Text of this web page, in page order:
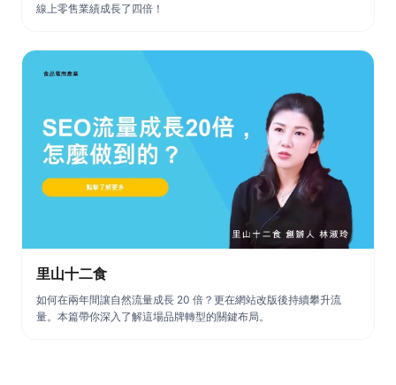
線上零售業績成長了四倍！
里山十二食
如何在兩年間讓自然流量成長 20 倍？更在網站改版後持續攀升流
量。本篇帶你深入了解這場品牌轉型的關鍵布局。